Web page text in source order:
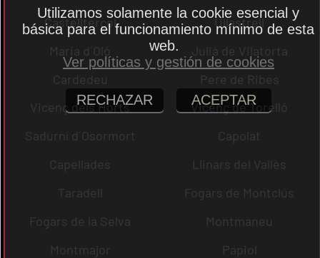
Castellterçol
Ullastrell
Maria d´Oló
Julià de Vilatorta
Cardedeu
Pere de Ribes
Vicenç dels Horts
Vicenç de Torelló
Sadurní d´Osormort
Capolat
Capellades
Llinars del Vallès
Taradell
Fogars de Montclús
Fogars de la Selva
Montmaneu
Montmajor
Papiol
Utilizamos solamente la cookie esencial y
básica para el funcionamiento mínimo de esta
web.
Ver políticas y gestión de cookies
RECHAZAR ACEPTAR